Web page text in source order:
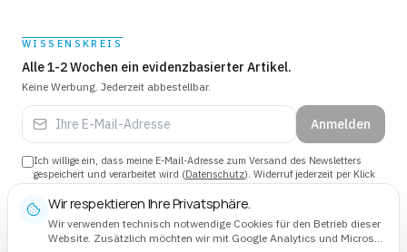
WISSENSKREIS
Alle 1-2 Wochen ein evidenzbasierter Artikel.
Keine Werbung. Jederzeit abbestellbar.
Anmelden
Ich willige ein, dass meine E-Mail-Adresse zum Versand des Newsletters
gespeichert und verarbeitet wird (Datenschutz). Widerruf jederzeit per Klick
möglich.
Wir respektieren Ihre Privatsphäre.
Wir verwenden technisch notwendige Cookies für den Betrieb dieser
Website. Zusätzlich möchten wir mit Google Analytics und Microsoft